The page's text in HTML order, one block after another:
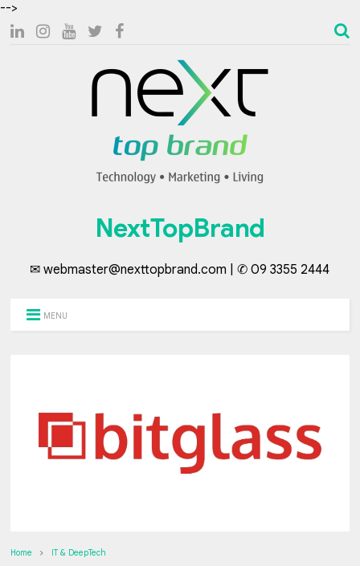
-->
NextTopBrand
✉ webmaster@nexttopbrand.com | ✆ 09 3355 2444
MENU
Home IT & DeepTech